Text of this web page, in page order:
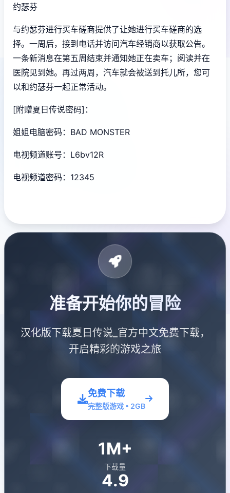
约瑟芬
与约瑟芬进行买车磋商提供了让她进行买车磋商的选
择。一周后，接到电话并访问汽车经销商以获取公告。
一条新消息在第五周结束并通知她正在卖车；阅读并在
医院见到她。再过两周，汽车就会被送到托儿所，您可
以和约瑟芬一起正常活动。
[附赠夏日传说密码]：
姐姐电脑密码：BAD MONSTER
电视频道账号：L6bv12R
电视频道密码：12345
准备开始你的冒险
汉化版下载夏日传说_官方中文免费下载，
开启精彩的游戏之旅
免费下载
完整版游戏 • 2GB
1M+
下载量
4.9